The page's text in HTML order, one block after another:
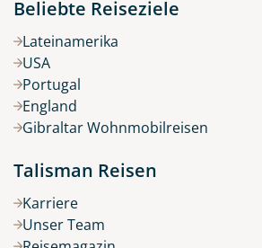
Beliebte Reiseziele
Lateinamerika
USA
Portugal
England
Gibraltar Wohnmobilreisen
Talisman Reisen
Karriere
Unser Team